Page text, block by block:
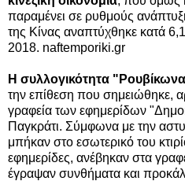
παραμένει σε ρυθμούς
της Κίνας αναπτύχθηκε κατά
2018. naftemporiki.gr
Η συλλογικότητα
την επίθεση που σημειώθηκε,
γραφεία των εφημερίδων
Παγκράτι. Σύμφωνα με την
μπήκαν στο εσωτερικό του
εφημερίδες, ανέβηκαν στα
έγραψαν συνθήματα και